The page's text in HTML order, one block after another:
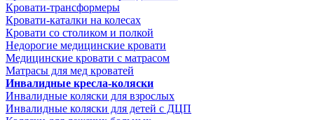
Кровати-трансформеры
Кровати-каталки на колесах
Кровати со столиком и полкой
Недорогие медицинские кровати
Медицинские кровати с матрасом
Матрасы для мед кроватей
Инвалидные кресла-коляски
Инвалидные коляски для взрослых
Инвалидные коляски для детей с ДЦП